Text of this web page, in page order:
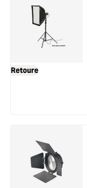
Retoure